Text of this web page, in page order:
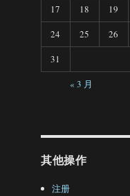
17
18 19
24
25 26
31
« 3 月
其他操作
注册